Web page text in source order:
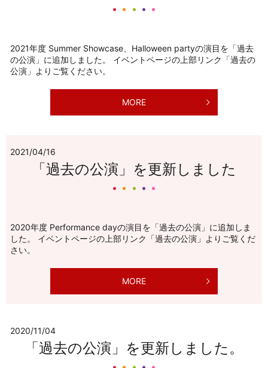
2021年度 Summer Showcase、Halloween partyの演目を「過去
の公演」に追加しました。 イベントページの上部リンク「過去の
公演」よりご覧ください。
MORE
2021/04/16
「過去の公演」を更新しました
2020年度 Performance dayの演目を「過去の公演」に追加しま
した。 イベントページの上部リンク「過去の公演」よりご覧くだ
さい。
MORE
2020/11/04
「過去の公演」を更新しました。